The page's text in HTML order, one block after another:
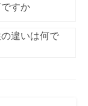
すか
違いは何で